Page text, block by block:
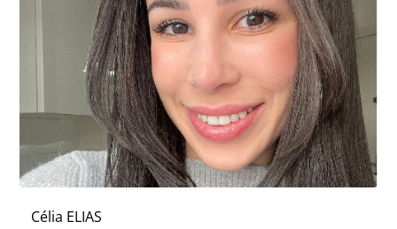
Célia ELIAS